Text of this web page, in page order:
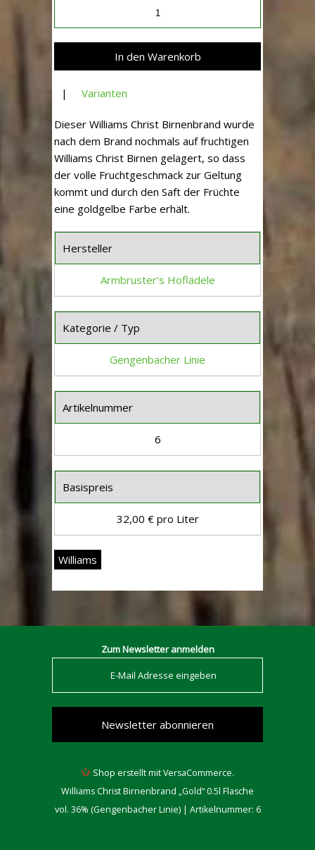
| Varianten
Dieser Williams Christ Birnenbrand wurde
nach dem Brand nochmals auf fruchtigen
Williams Christ Birnen gelagert, so dass
der volle Fruchtgeschmack zur Geltung
kommt und durch den Saft der Früchte
eine goldgelbe Farbe erhält.
Hersteller
Armbruster's Hoflädele
Kategorie / Typ
Gengenbacher Linie
Artikelnummer
6
Basispreis
32,00 € pro Liter
Williams
Zum Newsletter anmelden
Shop erstellt mit VersaCommerce.
Williams Christ Birnenbrand „Gold“ 0.5l Flasche
vol. 36% (Gengenbacher Linie) | Artikelnummer: 6